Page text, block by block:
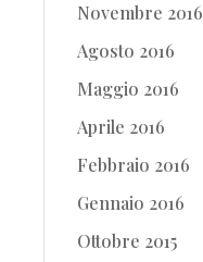
Novembre 2016
Agosto 2016
Maggio 2016
Aprile 2016
Febbraio 2016
Gennaio 2016
Ottobre 2015